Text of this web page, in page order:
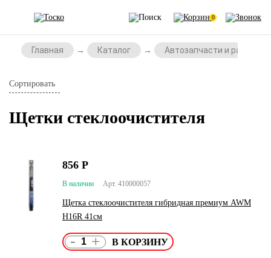
0
Главная Каталог Автозапчасти и
Сортировать
Щетки стеклоочистителя
Арт. 410000057
В наличии
Щетка стеклоочистителя гибридная премиум AWM
H16R 41см
856 Р
- +